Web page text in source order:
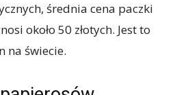
średnia cena paczki
około 50 złotych. Jest to
na świecie.